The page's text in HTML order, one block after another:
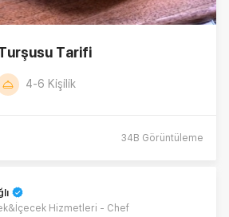
Turşusu Tarifi
4-6 Kişilik
34B Görüntüleme
Hizmetleri - Chef